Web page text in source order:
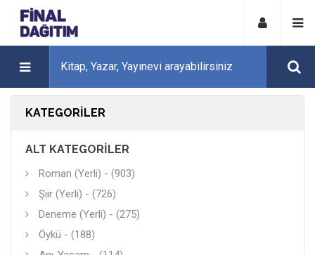
KATEGORILER
ALT KATEGORILER
Roman (Yerli) - (903)
Şiir (Yerli) - (726)
Deneme (Yerli) - (275)
Öykü - (188)